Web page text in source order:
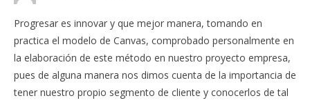
Progresar es innovar y que mejor manera, tomando en
practica el modelo de Canvas, comprobado personalmente en
la elaboración de este método en nuestro proyecto empresa,
pues de alguna manera nos dimos cuenta de la importancia de
tener nuestro propio segmento de cliente y conocerlos de tal